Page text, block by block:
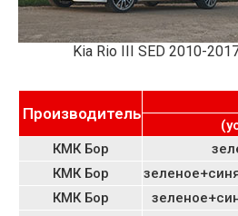
Kia Rio III SED 2010-
Производитель
КМК Бор
КМК Бор
КМК Бор